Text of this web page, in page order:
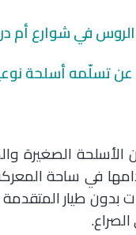
في شوارع أم
تسلّمه أسلحة
الصغيرة
في ساحة
بدون طيار